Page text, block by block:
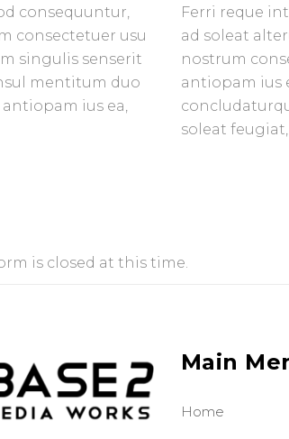
consequuntur,
consectetuer usu
singulis senserit
mentitum duo
antiopam ius ea,
Ferri reque
ad soleat
nostrum
antiopam ius
soleat
is closed at this time.
Main
Home